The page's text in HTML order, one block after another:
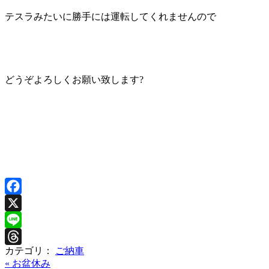
テスラみたいに勝手には運転してくれませんので
どうぞよろしくお願い致します?
Facebook
X
Line
Threads
カテゴリ：
ご納車
« お盆休み